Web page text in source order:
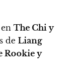
The Chi y
de Liang
Rookie y